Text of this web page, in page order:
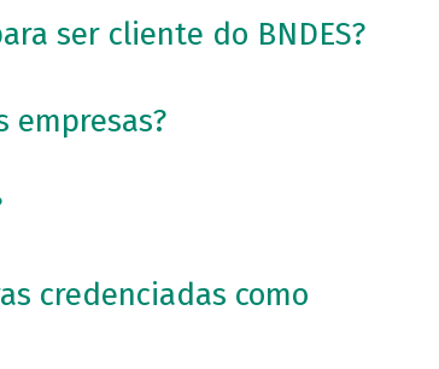
ser cliente do BNDES?
empresas?
credenciadas como